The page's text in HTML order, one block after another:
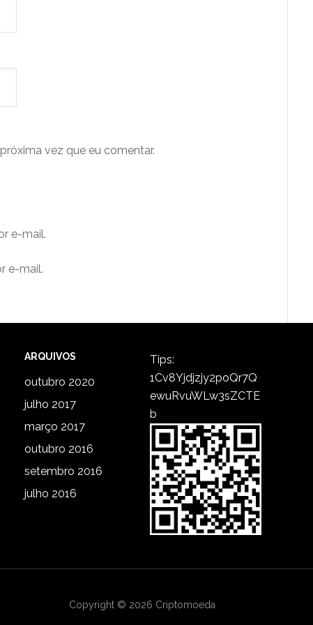
vez que eu comentar.
e-mail.
e-mail.
ARQUIVOS
outubro 2020
julho 2017
março 2017
outubro 2016
setembro 2016
julho 2016
Tips:
1Cv8Yjdjzjy2poQr7Q
ewuRvuWLw3sZCTE
b
Copyright © 2026 Criptomoeda